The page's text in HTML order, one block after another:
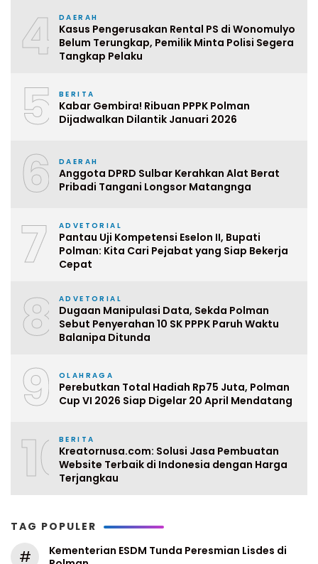
4 DAERAH
Kasus Pengerusakan Rental PS di Wonomulyo
Belum Terungkap, Pemilik Minta Polisi Segera
Tangkap Pelaku
5 BERITA
Kabar Gembira! Ribuan PPPK Polman
Dijadwalkan Dilantik Januari 2026
6 DAERAH
Anggota DPRD Sulbar Kerahkan Alat Berat
Pribadi Tangani Longsor Matangnga
7 ADVETORIAL
Pantau Uji Kompetensi Eselon II, Bupati
Polman: Kita Cari Pejabat yang Siap Bekerja
Cepat
8 ADVETORIAL
Dugaan Manipulasi Data, Sekda Polman
Sebut Penyerahan 10 SK PPPK Paruh Waktu
Balanipa Ditunda
9 OLAHRAGA
Perebutkan Total Hadiah Rp75 Juta, Polman
Cup VI 2026 Siap Digelar 20 April Mendatang
10BERITA
Kreatornusa.com: Solusi Jasa Pembuatan
Website Terbaik di Indonesia dengan Harga
Terjangkau
TAG POPULER
#
Kementerian ESDM Tunda Peresmian Lisdes di